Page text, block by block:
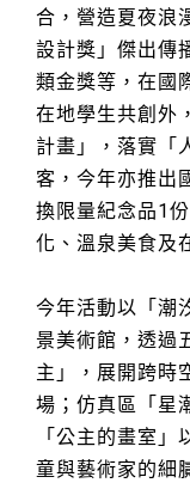
合，營造夏夜浪
設計獎」傑出傳
類金獎等，在國
在地學生共創外
計畫」，落實「
客，今年亦推出
換限量紀念品1
化、溫泉美食及
今年活動以「潮
景美術館，透過
主」，展開跨時
場；仿真區「星
「公主的畫室
童與藝術家的細